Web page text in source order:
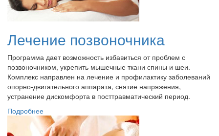
Лечение позвоночника
Программа дает возможность избавиться от проблем с
позвоночником, укрепить мышечные ткани спины и шеи.
Комплекс направлен на лечение и профилактику заболеваний
опорно-двигательного аппарата, снятие напряжения,
устранение дискомфорта в посттравматический период.
Подробнее